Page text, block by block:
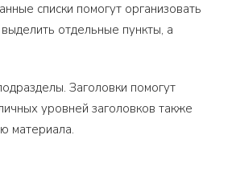
списки помогут организовать
отдельные пункты, а
Заголовки помогут
уровней заголовков также
материала.